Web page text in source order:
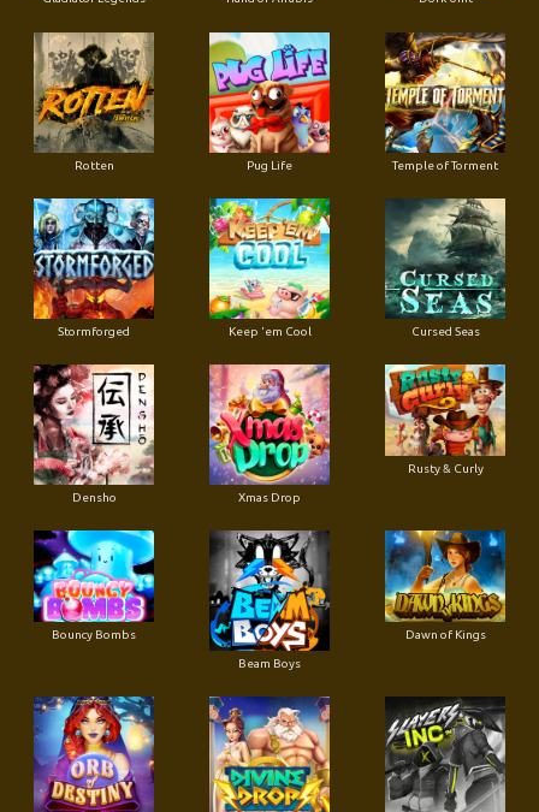
Rotten Pug Life Temple of Torment
Stormforged Keep 'em Cool Cursed Seas
Densho Xmas Drop
Rusty & Curly
Bouncy Bombs
Beam Boys
Dawn of Kings